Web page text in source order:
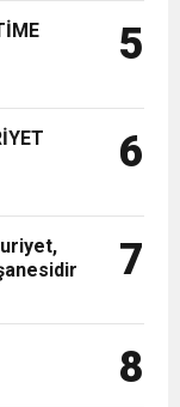
5
6
7
8